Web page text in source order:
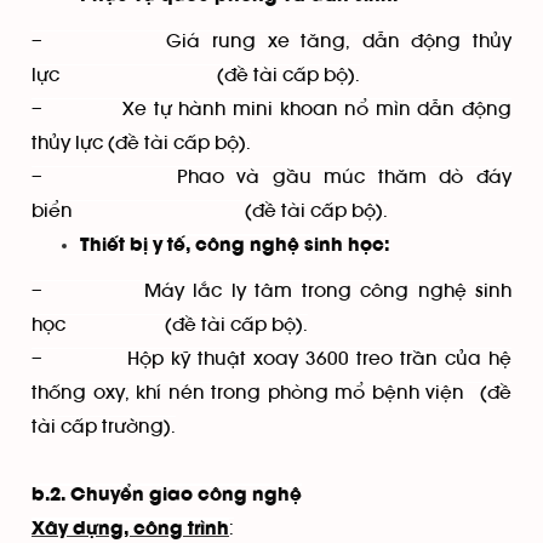
– Giá rung xe tăng, dẫn động thủy
lực (đề tài cấp bộ).
– Xe tự hành mini khoan nổ mìn dẫn động
thủy lực (đề tài cấp bộ).
– Phao và gầu múc thăm dò đáy
biển (đề tài cấp bộ).
Thiết bị y tế, công nghệ sinh học:
– Máy lắc ly tâm trong công nghệ sinh
học (đề tài cấp bộ).
– Hộp kỹ thuật xoay 3600 treo trần của hệ
thống oxy, khí nén trong phòng mổ bệnh viện (đề
tài cấp trường).
b.2. Chuyển giao công nghệ
Xây dựng, công trình: